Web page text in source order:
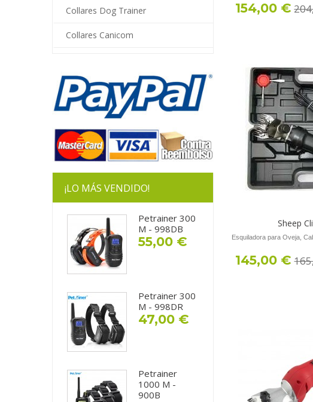
Collares Dog Trainer
Collares Canicom
¡LO MÁS VENDIDO!
Petrainer 300
M - 998DB
55,00 €
Petrainer 300
M - 998DR
47,00 €
Petrainer
1000 M -
900B
154,00 €
Sheep
Esquiladora para Oveja,
145,00 €